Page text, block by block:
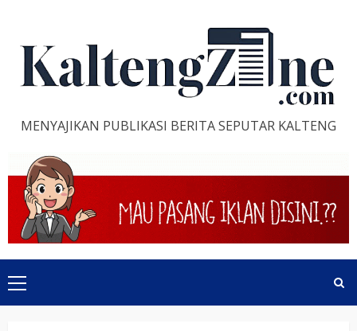
content
MENYAJIKAN PUBLIKASI BERITA SEPUTAR KALTENG
Primary
Menu